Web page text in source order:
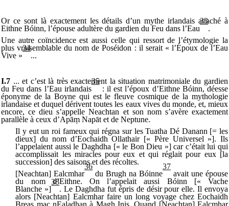
Or ce sont là exactement les détails d’un mythe irlandais attaché à
Eithne Bóinn, l’épouse adultère du gardien du Feu dans l’Eau
33
.
Une autre coïncidence est aussi celle qui ressort de l’étymologie la
plus vraisemblable du nom de Poséidon : il serait « l’Époux de l’Eau
Vive »
34
...
I.7 ... et c’est là très exactement la situation matrimoniale du gardien
du Feu dans l’Eau irlandais
35
: il est l’époux d’Eithne Bóinn, déesse
éponyme de la Boyne qui est le fleuve cosmique de la mythologie
irlandaise et duquel dérivent toutes les eaux vives du monde, et, mieux
encore, ce dieu s’appelle Neachtan et son nom s’avère exactement
parallèle à ceux d’Apāṃ Napāt et de Neptune.
Il y eut un roi fameux qui régna sur les Tuatha Dé Danann [= les
dieux] du nom d’Eochaidh Ollathair [« Père Universel »]. Ils
l’appelaient aussi le Daghdha [« le Bon Dieu »] car c’était lui qui
accomplissait les miracles pour eux et qui réglait pour eux [la
succession] des saisons et des récoltes.
[Neachtan] Ealcmhar
36
du Brugh na Bóinne
37
avait une épouse
du nom d’Eithne. On l’appelait aussi Bóinn [« Vache
Blanche »]
38
. Le Daghdha fut épris de désir pour elle. Il envoya
alors [Neachtan] Ealcmhar faire un long voyage chez Eochaidh